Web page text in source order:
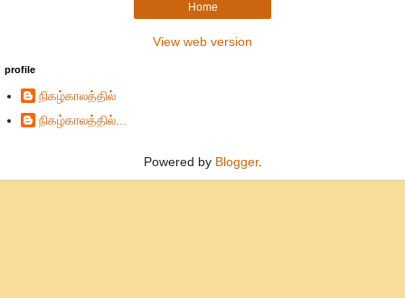
Home
View web version
profile
நிகழ்காலத்தில்
நிகழ்காலத்தில்...
Powered by Blogger.